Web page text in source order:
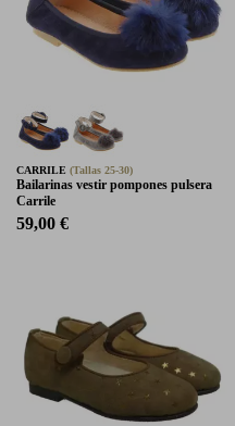
CARRILE (Tallas 25-30)
Bailarinas vestir pompones pulsera
Carrile
59,00 €